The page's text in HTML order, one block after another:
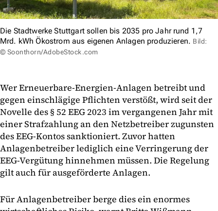
Die Stadtwerke Stuttgart sollen bis 2035 pro Jahr rund 1,7
Mrd. kWh Ökostrom aus eigenen Anlagen produzieren. Bild:
© Soonthorn/AdobeStock.com
Wer Erneuerbare-Energien-Anlagen betreibt und
gegen einschlägige Pflichten verstößt, wird seit der
Novelle des § 52 EEG 2023 im vergangenen Jahr mit
einer Strafzahlung an den Netzbetreiber zugunsten
des EEG-Kontos sanktioniert. Zuvor hatten
Anlagenbetreiber lediglich eine Verringerung der
EEG-Vergütung hinnehmen müssen. Die Regelung
gilt auch für ausgeförderte Anlagen.
Für Anlagen­betreiber berge dies ein enormes